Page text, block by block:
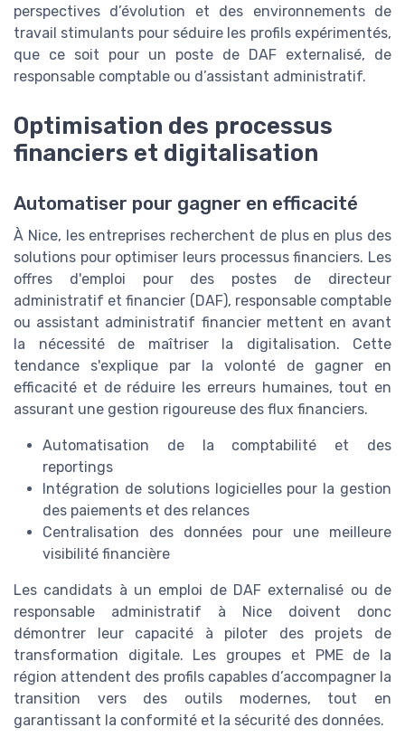
perspectives d’évolution et des environnements de
travail stimulants pour séduire les profils expérimentés,
que ce soit pour un poste de DAF externalisé, de
responsable comptable ou d’assistant administratif.
Optimisation des processus
financiers et digitalisation
Automatiser pour gagner en efficacité
À Nice, les entreprises recherchent de plus en plus des
solutions pour optimiser leurs processus financiers. Les
offres d'emploi pour des postes de directeur
administratif et financier (DAF), responsable comptable
ou assistant administratif financier mettent en avant
la nécessité de maîtriser la digitalisation. Cette
tendance s'explique par la volonté de gagner en
efficacité et de réduire les erreurs humaines, tout en
assurant une gestion rigoureuse des flux financiers.
Automatisation de la comptabilité et des
reportings
Intégration de solutions logicielles pour la gestion
des paiements et des relances
Centralisation des données pour une meilleure
visibilité financière
Les candidats à un emploi de DAF externalisé ou de
responsable administratif à Nice doivent donc
démontrer leur capacité à piloter des projets de
transformation digitale. Les groupes et PME de la
région attendent des profils capables d’accompagner la
transition vers des outils modernes, tout en
garantissant la conformité et la sécurité des données.